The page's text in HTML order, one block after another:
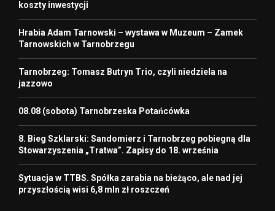
koszty inwestycji
Hrabia Adam Tarnowski – wystawa w Muzeum – Zamek
Tarnowskich w Tarnobrzegu
Tarnobrzeg: Tomasz Butryn Trio, czyli niedziela na
jazzowo
08.08 (sobota) Tarnobrzeska Potańcówka
8. Bieg Szklarski: Sandomierz i Tarnobrzeg pobiegną dla
Stowarzyszenia „Tratwa”. Zapisy do 18. września
Sytuacja w TTBS. Spółka zarabia na bieżąco, ale nad jej
przyszłością wisi 6,8 mln zł roszczeń